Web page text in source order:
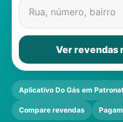
Contatos
Rua, número, bairro
Ver revendas
Aplicativo Do Gás em
Compare revendas